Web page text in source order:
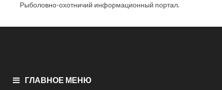
Рыболовно-охотничий информационный портал.
ГЛАВНОЕ МЕНЮ